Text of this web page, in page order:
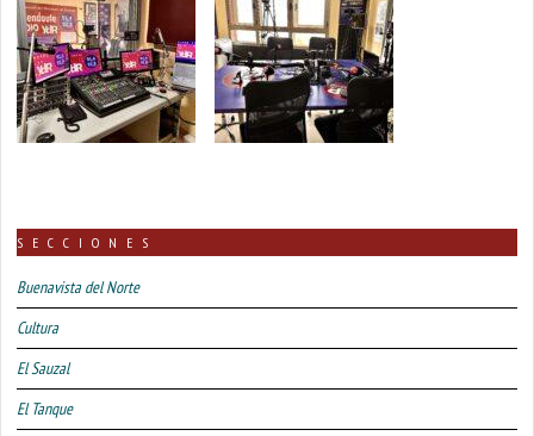
SECCIONES
Buenavista del Norte
Cultura
El Sauzal
El Tanque